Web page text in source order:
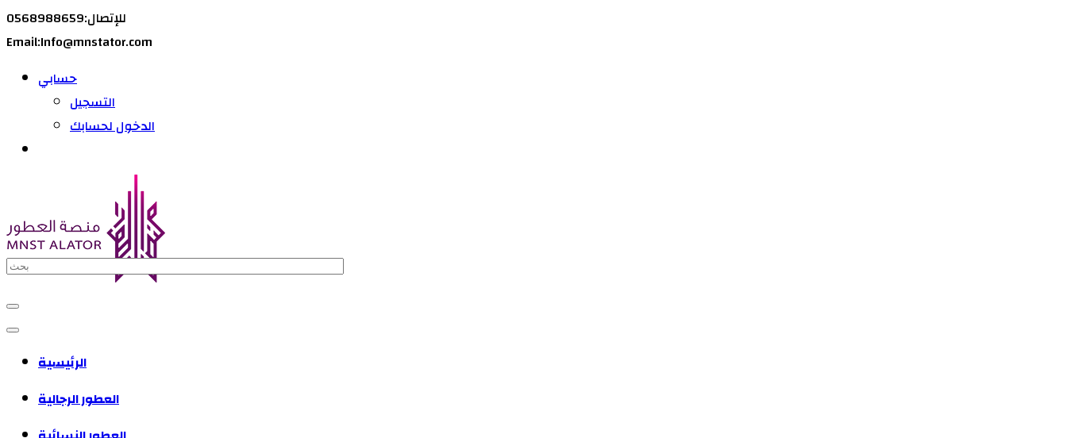
للإتصال:0568988659
Email:Info@mnstator.com
حسابي
التسجيل
الدخول لحسابك
الرئيسية
العطور الرجالية